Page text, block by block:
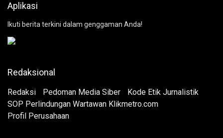
Aplikasi
Ikuti berita terkini dalam genggaman Anda!
Redaksional
Redaksi Pedoman Media Siber
Kode Etik Jurnalistik
SOP Perlindungan Wartawan Klikmetro.com
Profil Perusahaan